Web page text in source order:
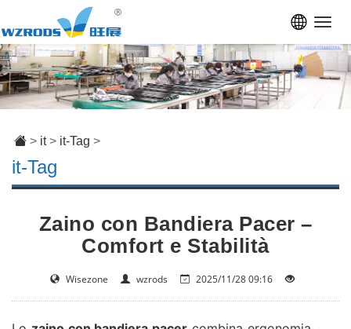
it-Tag
> it> it-Tag >
Zaino con Bandiera Pacer –
Comfort e Stabilità
Wisezone wzrods 2025/11/28 09:16